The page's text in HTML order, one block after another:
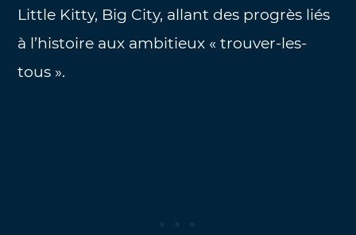
Little Kitty, Big City, allant des progrès liés
à l’histoire aux ambitieux « trouver-les-
tous ».